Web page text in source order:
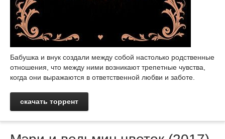
Бабушка и внук создали между собой настолько родственные
отношения, что между ними возникают трепетные чувства,
когда они выражаются в ответственной любви и заботе.
скачать торрент